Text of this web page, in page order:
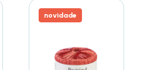
novidade